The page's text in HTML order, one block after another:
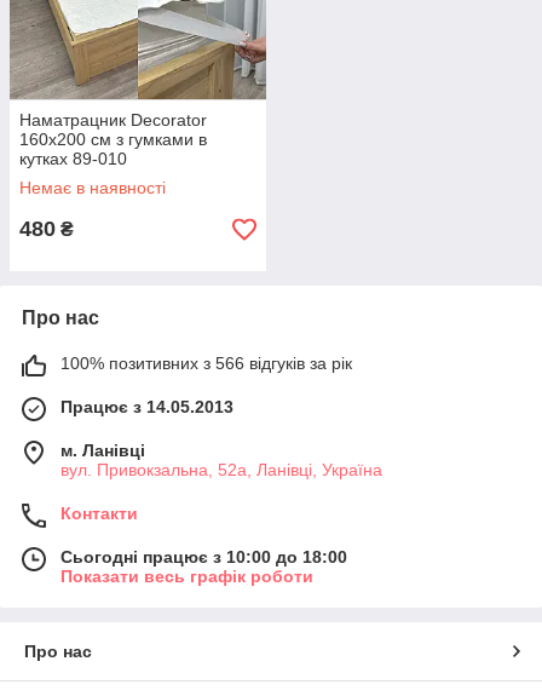
Наматрацник Decorator
160x200 см з гумками в
кутках 89-010
Немає в наявності
480 ₴
Про нас
100% позитивних з 566 відгуків за рік
Працює з 14.05.2013
м. Ланівці
вул. Привокзальна, 52а, Ланівці, Україна
Контакти
Сьогодні працює з 10:00 до 18:00
Показати весь графік роботи
Про нас